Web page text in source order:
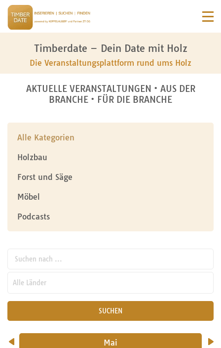
Timberdate – Dein Date mit Holz
Die Veranstaltungsplattform rund ums Holz
AKTUELLE VERANSTALTUNGEN • AUS DER
BRANCHE • FÜR DIE BRANCHE
Alle Kategorien
Holzbau
Forst und Säge
Möbel
Podcasts
SUCHEN
Mai